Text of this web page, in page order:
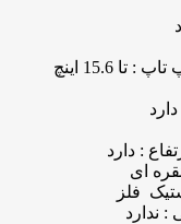
15.6 اینچ
: دارد
ای
فلز
: ندارد